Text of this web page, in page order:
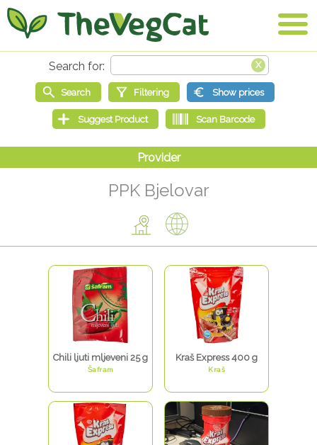
PPK Bjelovar
Chili ljuti mljeveni 25 g
Šafram
Kraš Express 400 g
Kraš